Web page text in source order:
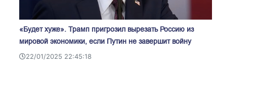
«Будет хуже». Трамп пригрозил вырезать Россию из
мировой экономики, если Путин не завершит войну
22/01/2025 22:45:18